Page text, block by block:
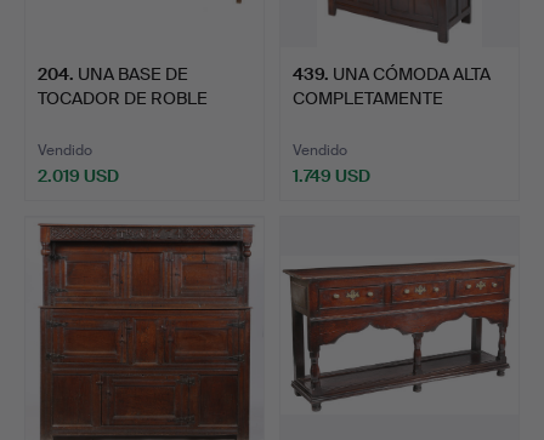
204. UNA BASE DE
TOCADOR DE ROBLE
Vendido
2.019 USD
439. UNA CÓMODA ALTA
COMPLETAMENTE
Vendido
1.749 USD